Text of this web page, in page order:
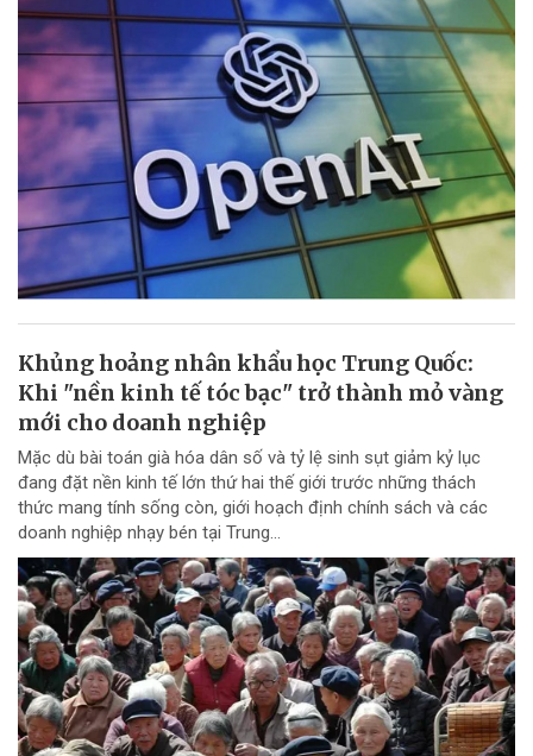
Khủng hoảng nhân khẩu học Trung Quốc:
Khi "nền kinh tế tóc bạc" trở thành mỏ vàng
mới cho doanh nghiệp
Mặc dù bài toán già hóa dân số và tỷ lệ sinh sụt giảm kỷ lục
đang đặt nền kinh tế lớn thứ hai thế giới trước những thách
thức mang tính sống còn, giới hoạch định chính sách và các
doanh nghiệp nhạy bén tại Trung...